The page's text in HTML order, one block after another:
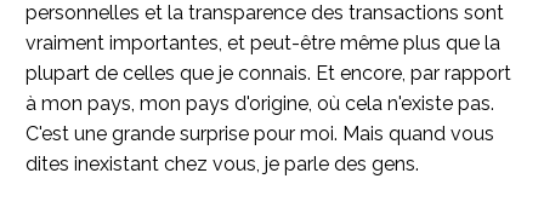
personnelles et la transparence des transactions sont
vraiment importantes, et peut-être même plus que la
plupart de celles que je connais. Et encore, par rapport
à mon pays, mon pays d'origine, où cela n'existe pas.
C'est une grande surprise pour moi. Mais quand vous
dites inexistant chez vous, je parle des gens.